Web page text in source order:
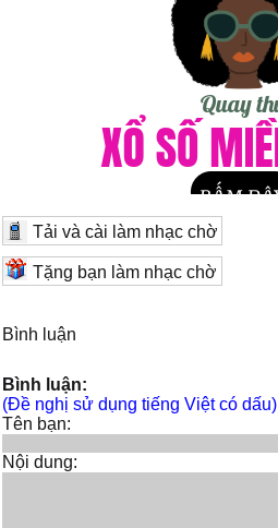
Tải và cài làm nhạc chờ
Tặng bạn làm nhạc chờ
Bình luận
Bình luận:
(Đề nghị sử dụng tiếng Việt có dấu)
Tên bạn:
Nội dung: